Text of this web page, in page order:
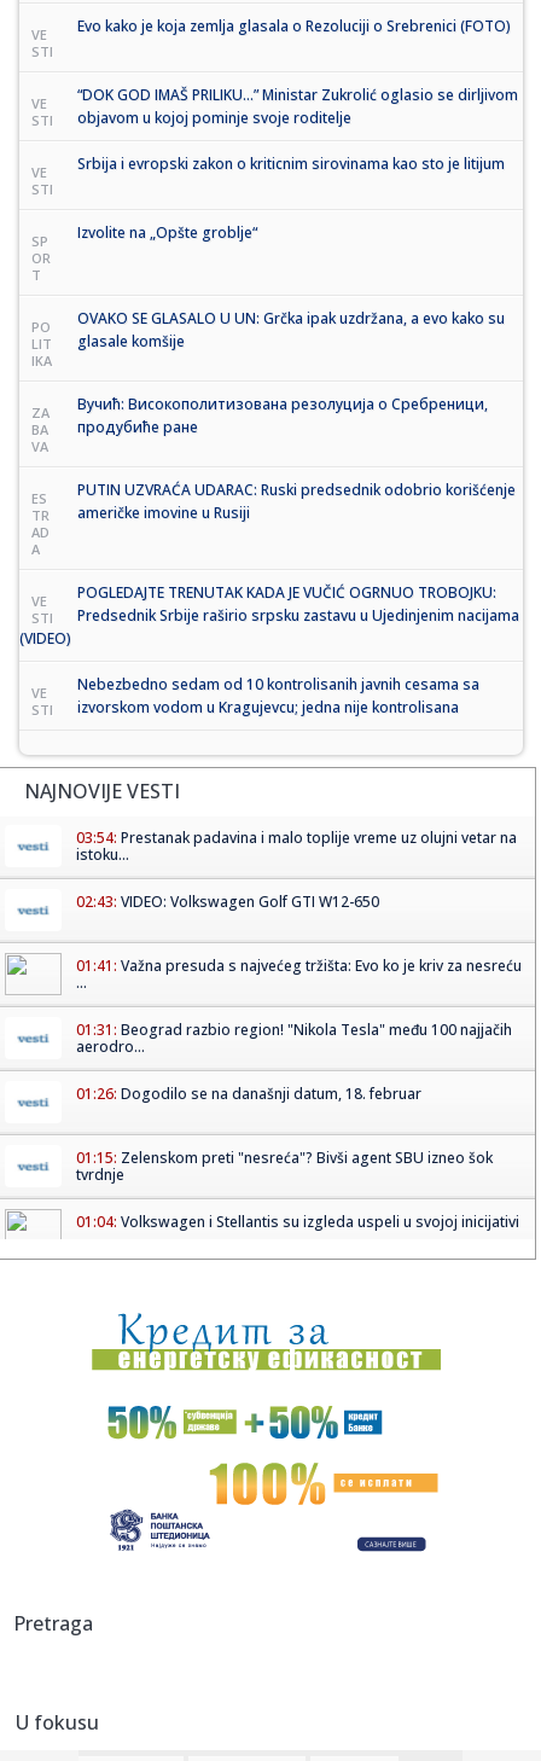
VE
STI
Evo kako je koja zemlja glasala o Rezoluciji o Srebrenici (FOTO)
VE
STI
“DOK GOD IMAŠ PRILIKU…” Ministar Zukrolić oglasio se dirljivom
objavom u kojoj pominje svoje roditelje
VE
STI
Srbija i evropski zakon o kriticnim sirovinama kao sto je litijum
SP
OR
T
Izvolite na „Opšte groblje“
PO
LIT
IKA
OVAKO SE GLASALO U UN: Grčka ipak uzdržana, a evo kako su
glasale komšije
ZA
BA
VA
Вучић: Високополитизована резолуција о Сребреници,
продубиће ране
ES
TR
AD
A
PUTIN UZVRAĆA UDARAC: Ruski predsednik odobrio korišćenje
američke imovine u Rusiji
VE
STI
POGLEDAJTE TRENUTAK KADA JE VUČIĆ OGRNUO TROBOJKU:
Predsednik Srbije raširio srpsku zastavu u Ujedinjenim nacijama
(VIDEO)
VE
STI
Nebezbedno sedam od 10 kontrolisanih javnih cesama sa
izvorskom vodom u Kragujevcu; jedna nije kontrolisana
NAJNOVIJE VESTI
03:54: Prestanak padavina i malo toplije vreme uz olujni vetar na
istoku...
02:43: VIDEO: Volkswagen Golf GTI W12-650
01:41: Važna presuda s najvećeg tržišta: Evo ko je kriv za nesreću
...
01:31: Beograd razbio region! "Nikola Tesla" među 100 najjačih
aerodro...
01:26: Dogodilo se na današnji datum, 18. februar
01:15: Zelenskom preti "nesreća"? Bivši agent SBU izneo šok
tvrdnje
01:04: Volkswagen i Stellantis su izgleda uspeli u svojoj inicijativi
00:58:Snežana Đurišić otkazala učešće na koncertu posvećenom
00:49:Proletio kroz kamionsku kabinu: Težak udes vozača iz BiH
Zelenski: Naložio sam timu da pokrene pitanje mog
00:47:Pažnja, pažnja – marice su uhapsile granjanje!
Srbina...
00:32:
Pretraga
U fokusu